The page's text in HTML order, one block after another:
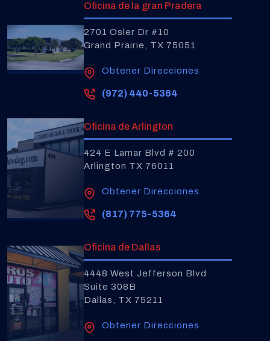
Oficina de la gran Pradera
2701 Osler Dr #10
Grand Prairie, TX 75051
Obtener Direcciones
(972) 440-5364
Oficina de Arlington
424 E Lamar Blvd # 200
Arlington TX 76011
Obtener Direcciones
(817) 775-5364
Oficina de Dallas
4448 West Jefferson Blvd
Suite 308B
Dallas, TX 75211
Obtener Direcciones